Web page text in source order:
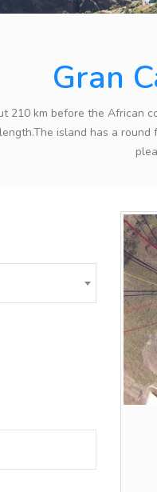
Gran
210 km before the African
island has a